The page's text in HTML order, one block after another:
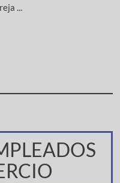
...